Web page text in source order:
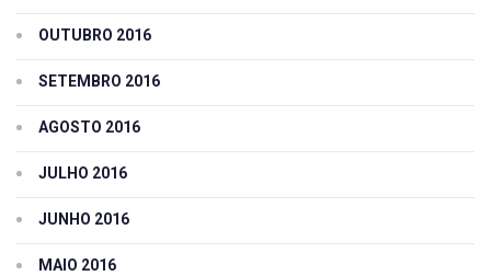
OUTUBRO 2016
SETEMBRO 2016
AGOSTO 2016
JULHO 2016
JUNHO 2016
MAIO 2016